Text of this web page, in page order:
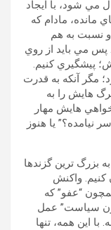
شود، با ايجاد
مانده، مادام که
و نسبت به هم
مي بايد از روي
پيشگيري کنيم.
مگر آنکه به قدرت
هايش را به
هايش مهار
نيامده؟” يا هنوز
بزرگ ترين گزندها
کنيم. واکنش
“عفو” که
سياست” عمل
اين همه، تنها